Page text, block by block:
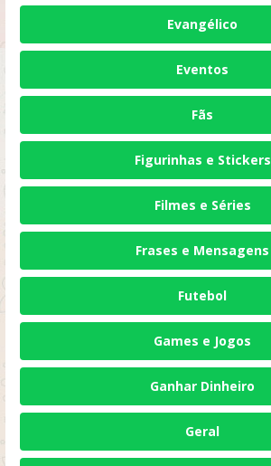
Evangélico
Eventos
Fãs
Figurinhas e Stickers
Filmes e Séries
Frases e Mensagens
Futebol
Games e Jogos
Ganhar Dinheiro
Geral